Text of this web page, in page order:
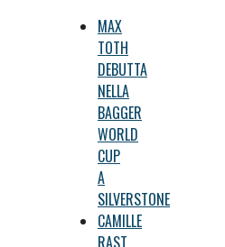
MAX
TOTH
DEBUTTA
NELLA
BAGGER
WORLD
CUP
A
SILVERSTONE
CAMILLE
RAST